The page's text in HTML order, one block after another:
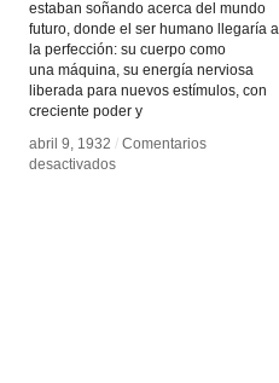
estaban soñando acerca del mundo
futuro, donde el ser humano llegaría a
la perfección: su cuerpo como
una máquina, su energía nerviosa
liberada para nuevos estímulos, con
creciente poder y
abril 9, 1932 / Comentarios
desactivadosen
abril 9, 1932 / Comentarios
desactivadosen